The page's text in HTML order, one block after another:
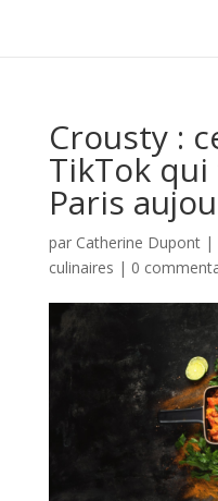
Crousty :
TikTok
Paris
par Catherine Dupont|
culinaires | 0